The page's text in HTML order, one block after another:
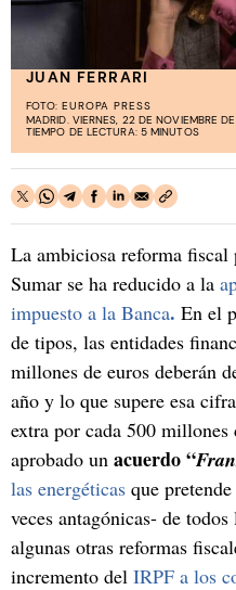
JUAN FERRARI
FOTO: EUROPA PRESS
MADRID. VIERNES, 22 DE NOVIEMBRE
TIEMPO DE LECTURA: 5 MINUTOS
La ambiciosa reforma fiscal
Sumar se ha reducido a la
impuesto a la Banca. En el
de tipos, las entidades
millones de euros deberán
año y lo que supere esa
extra por cada 500
aprobado un acuerdo “
las energéticas que
veces antagónicas- de
algunas otras reformas
incremento del IRPF a los